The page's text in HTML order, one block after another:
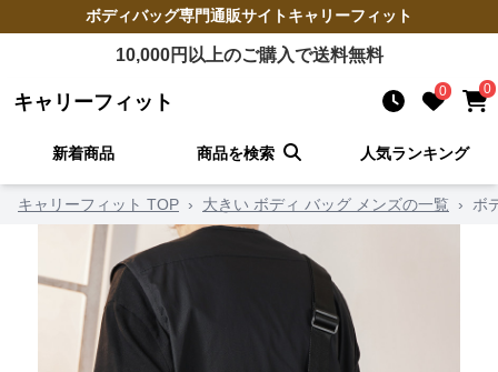
ボディバッグ専門通販サイトキャリーフィット
10,000円以上のご購入で送料無料
キャリーフィット 0 0
新着商品 商品を検索 人気ランキング
キャリーフィット TOP › 大きい ボディ バッグ メンズの一覧 › ボ